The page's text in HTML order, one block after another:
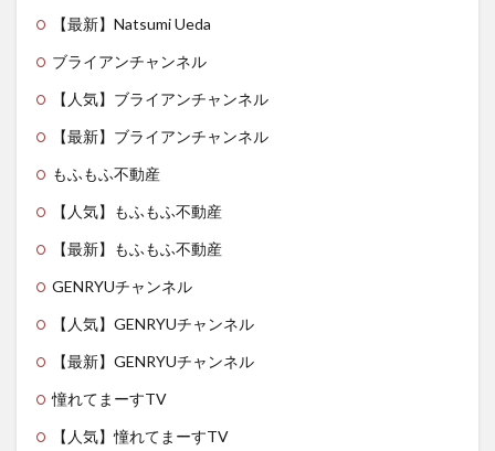
【最新】Natsumi Ueda
ブライアンチャンネル
【人気】ブライアンチャンネル
【最新】ブライアンチャンネル
もふもふ不動産
【人気】もふもふ不動産
【最新】もふもふ不動産
GENRYUチャンネル
【人気】GENRYUチャンネル
【最新】GENRYUチャンネル
憧れてまーすTV
【人気】憧れてまーすTV